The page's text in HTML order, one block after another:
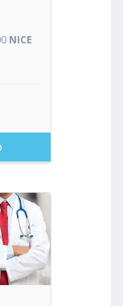
NICE
Voir